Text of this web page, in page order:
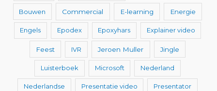
Bouwen Commercial E-learning Energie
Engels Epodex Epoxyhars Explainer video
Feest IVR Jeroen Muller Jingle
Luisterboek Microsoft Nederland
Nederlandse Presentatie video Presentator